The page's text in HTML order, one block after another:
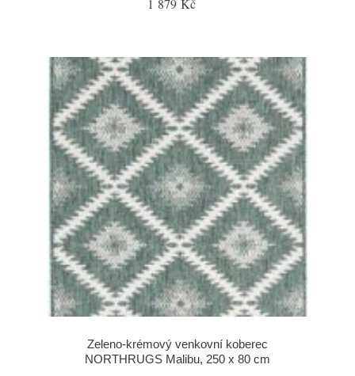
1 879 Kč
Zeleno-krémový venkovní koberec
NORTHRUGS Malibu, 250 x 80 cm